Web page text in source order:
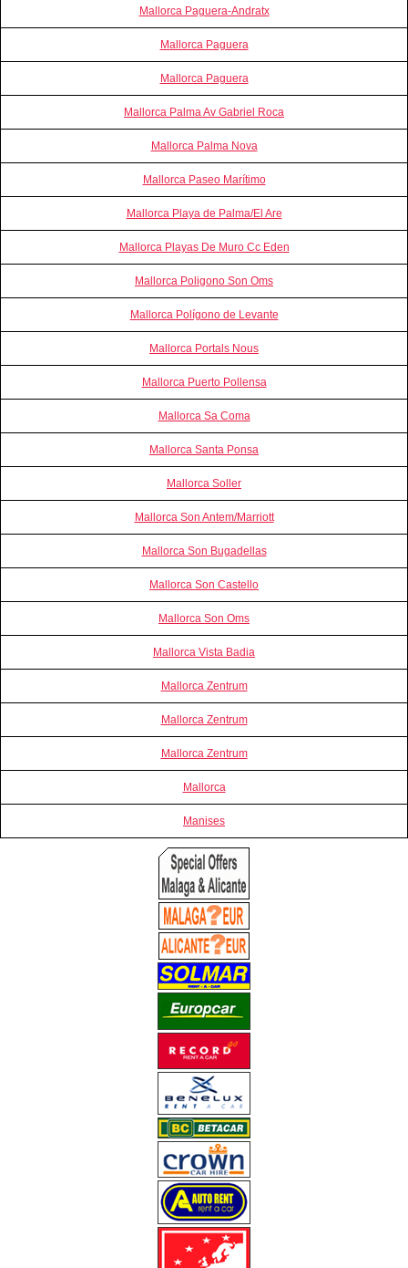
Mallorca Paguera-Andratx
Mallorca Paguera
Mallorca Paguera
Mallorca Palma Av Gabriel Roca
Mallorca Palma Nova
Mallorca Paseo Marítimo
Mallorca Playa de Palma/El Are
Mallorca Playas De Muro Cc Eden
Mallorca Poligono Son Oms
Mallorca Polígono de Levante
Mallorca Portals Nous
Mallorca Puerto Pollensa
Mallorca Sa Coma
Mallorca Santa Ponsa
Mallorca Soller
Mallorca Son Antem/Marriott
Mallorca Son Bugadellas
Mallorca Son Castello
Mallorca Son Oms
Mallorca Vista Badia
Mallorca Zentrum
Mallorca Zentrum
Mallorca Zentrum
Mallorca
Manises